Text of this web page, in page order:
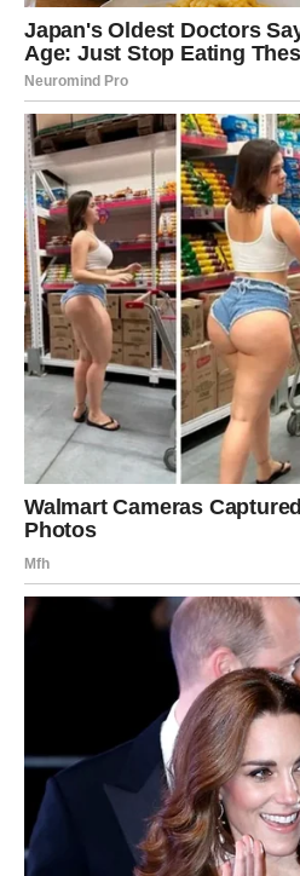
Najveća promena za Blizance u
u tvom unutrašnjem svetu. Učiš
pokretu da bi bio živ, niti stalno
viđen. Sudbinski dani te
osluškivanje sebe, na kontakt
zna odgovore, ali je često bio
Možeš osećati mentalni umor,
da napraviš pauzu od ljudi i
stari obrasci rastvaraju. Ne
rađa nova verzija tebe –
SUDBINSKI
KOMUNICIRA NA
U narednim danima obrati
ponavljajuće razgovore koji te
poruke koje dolaze u „pravom
ljude koji traže jasan odgovor, a
unutrašnji osećaj da više
Ništa od ovoga nije slučajno.
upravo kroz ono što ti je